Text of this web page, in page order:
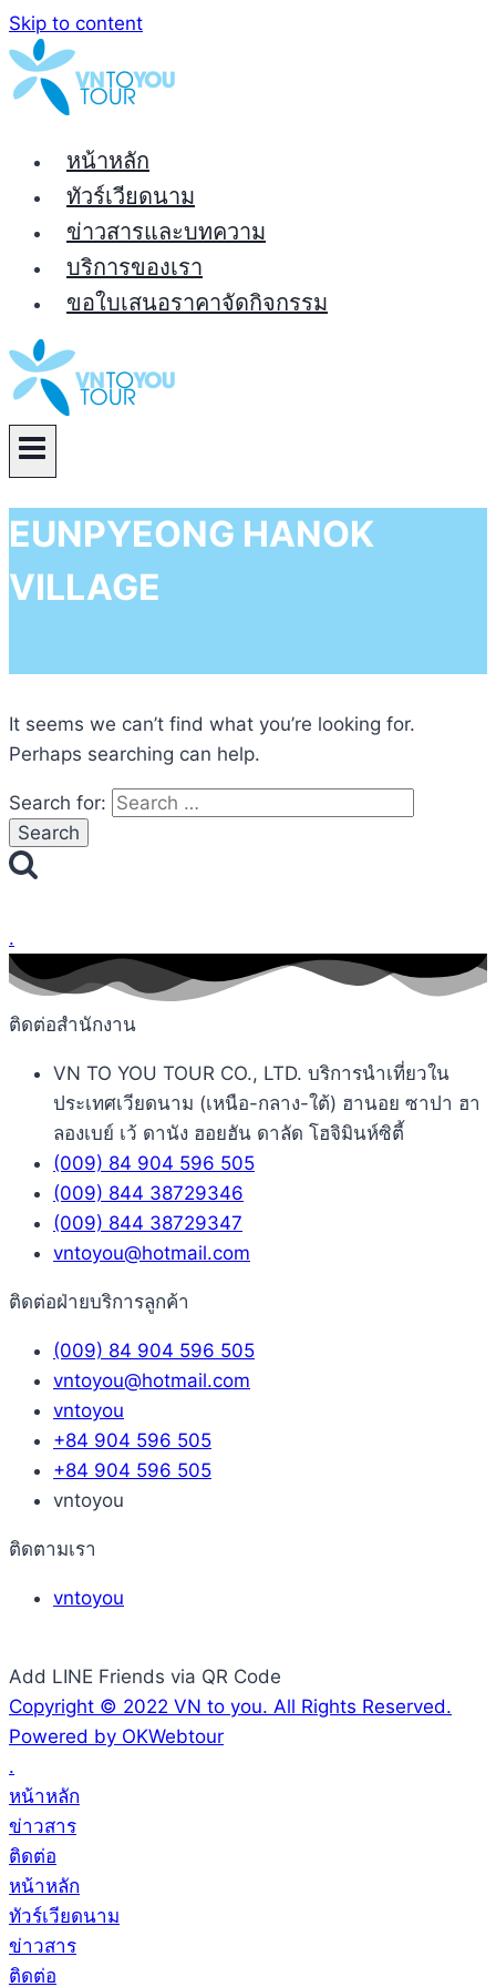
Skip to content
หน้าหลัก
ทัวร์เวียดนาม
ข่าวสารและบทความ
บริการของเรา
ขอใบเสนอราคาจัดกิจกรรม
EUNPYEONG HANOK
VILLAGE
It seems we can’t find what you’re looking for.
Perhaps searching can help.
Search for:
.
ติดต่อสำนักงาน
VN TO YOU TOUR CO., LTD. บริการนำเที่ยวใน
ประเทศเวียดนาม (เหนือ-กลาง-ใต้) ฮานอย ซาปา ฮา
ลองเบย์ เว้ ดานัง ฮอยฮัน ดาลัด โฮจิมินห์ซิตี้
(009) 84 904 596 505
(009) 844 38729346
(009) 844 38729347
vntoyou@hotmail.com
ติดต่อฝ่ายบริการลูกค้า
(009) 84 904 596 505
vntoyou@hotmail.com
vntoyou
+84 904 596 505
+84 904 596 505
vntoyou
ติดตามเรา
vntoyou
Add LINE Friends via QR Code
Copyright © 2022 VN to you. All Rights Reserved.
Powered by OKWebtour
.
หน้าหลัก
ข่าวสาร
ติดต่อ
หน้าหลัก
ทัวร์เวียดนาม
ข่าวสาร
ติดต่อ